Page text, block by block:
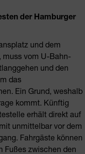
der Hamburger
und dem
muss vom U-Bahn-
und den
das
Ein Grund, weshalb
kommt. Künftig
erhält direkt auf
unmittelbar vor dem
Fahrgäste können
Fußes zwischen den